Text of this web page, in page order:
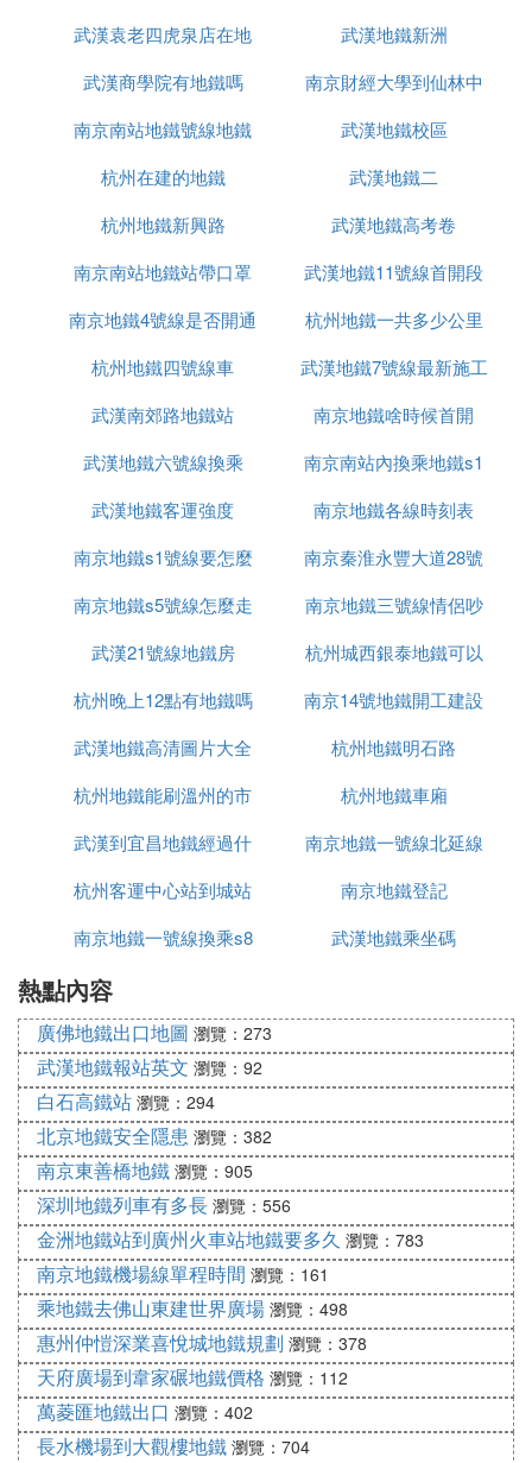
㈥ 從南京財經大學的仙林校區坐車到市中
加上你等車的時間估計要一個半小時.
附近的生活設施還好吧,有個大成名店,日常生活需要
的東西基本都有,所以還是挺方便的.
㈦ 我明天要到南京財經大學仙林校
區，，，想知道從南京機場打車到哪個地鐵
站最近然後坐地鐵到學校去。
祿口機場離得最近的百家湖地鐵站也有近30公里，打
車費用80元開外
你不如直接乘坐機場大巴到中華門車站，再到斜對過
的中華門地鐵站坐1號線/南延線，坐到新街口轉2號
有1公里步行路程，全程也就24元
你從機場打車到百家湖的時間加上百家湖到中華門的
鐵路程，可能還不止40分鍾
㈧ 坐地鐵到仙林南京財經大學西門在哪裡
如果你那隻能做地鐵1號線，先坐1號線到新街口換乘
2號線，是開往經天路的版2號線哦，到仙林中心站
下，權往北走，你會看到金鷹天地，繼續往北走，就
有地鐵直通南財西門呢。
㈨ 南京財經大學仙林校區怎麼去
公交總公司（地鐵新模範馬路站）乘坐97路，財經大
學站下即到。
火車站50路、丹鳳街70路也可到仙林，下車後走一站
路就到財大。
不知道你從哪裡出發，只能這樣回答了。
怎麼過去怎麼回來唄。
㈩ 從南京站到南京財經大學仙林校區的打
的費用要多少。最好是有坐過的人說一下。
你好。南京站到南財仙林校區，打車按照最近距離
算，大概37元。
可以乘97路（南京車站～仙林中心站）到財經大學，
下來就是了。
希望我的回答能夠幫到你，感謝對射手座★※紫殤團
隊的支持。
武漢袁老四虎泉店在地
鐵站哪裡
武漢地鐵新洲
武漢商學院有地鐵嗎
南京財經大學到仙林中
心地鐵站
南京南站地鐵號線地鐵
武漢地鐵校區
杭州在建的地鐵
武漢地鐵二
杭州地鐵新興路
武漢地鐵高考卷
南京南站地鐵站帶口罩
武漢地鐵11號線首開段
為什麼
南京地鐵4號線是否開通
杭州地鐵一共多少公里
杭州地鐵四號線車
武漢地鐵7號線最新施工
進展
武漢南郊路地鐵站
南京地鐵啥時候首開
武漢地鐵六號線換乘
南京南站內換乘地鐵s1
武漢地鐵客運強度
南京地鐵各線時刻表
南京地鐵s1號線要怎麼
買票
南京秦淮永豐大道28號
地鐵站在哪裡
南京地鐵s5號線怎麼走
南京地鐵三號線情侶吵
架視頻
武漢21號線地鐵房
杭州城西銀泰地鐵可以
到
杭州晚上12點有地鐵嗎
南京14號地鐵開工建設
武漢地鐵高清圖片大全
圖片大全圖片
杭州地鐵明石路
杭州地鐵能刷溫州的市
民卡嗎
杭州地鐵車廂
武漢到宜昌地鐵經過什
麼地方
南京地鐵一號線北延線
什麼時候通車
杭州客運中心站到城站
地鐵
南京地鐵登記
南京地鐵一號線換乘s8
武漢地鐵乘坐碼
熱點內容
廣佛地鐵出口地圖 瀏覽：273
武漢地鐵報站英文 瀏覽：92
白石高鐵站 瀏覽：294
北京地鐵安全隱患 瀏覽：382
南京東善橋地鐵 瀏覽：905
深圳地鐵列車有多長 瀏覽：556
金洲地鐵站到廣州火車站地鐵要多久 瀏覽：783
南京地鐵機場線單程時間 瀏覽：161
乘地鐵去佛山東建世界廣場 瀏覽：498
惠州仲愷深業喜悅城地鐵規劃 瀏覽：378
天府廣場到韋家碾地鐵價格 瀏覽：112
萬菱匯地鐵出口 瀏覽：402
長水機場到大觀樓地鐵 瀏覽：704